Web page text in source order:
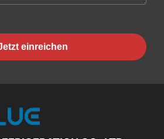
einreichen